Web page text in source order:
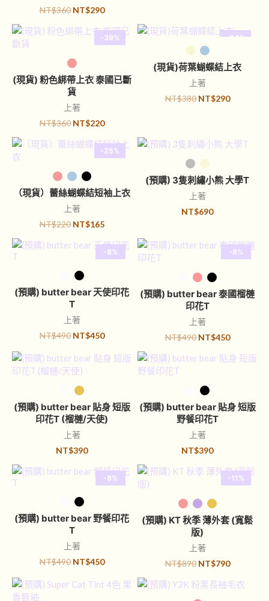
NT$360 NT$290
-39%
選擇規格
(現貨) 粉色綁帶上衣 泰國已斷
貨
上著
NT$360 NT$220
-24%
選擇規格
(現貨)荷葉蝴蝶結上衣
上著
NT$380 NT$290
-25%
選擇規格
（現貨）蕾絲蝴蝶結短袖上衣
上著
NT$220 NT$165
選擇規格
(預購) 3隻刺繡小熊 大學T
上著
NT$690
-8%
選擇規格
(預購) butter bear 天使印花
T
上著
NT$490 NT$450
-8%
選擇規格
(預購) butter bear 泰國榴槤
印花T
上著
NT$490 NT$450
選擇規格
(預購) butter bear 貼身 短版
印花T (榴槤/天使)
上著
NT$390
選擇規格
(預購) butter bear 貼身 短版
野餐印花T
上著
NT$390
-8%
選擇規格
(預購) butter bear 野餐印花
T
上著
NT$490 NT$450
-11%
選擇規格
(預購) KT 秋季 薄外套 (寬鬆
版)
上著
NT$890 NT$790